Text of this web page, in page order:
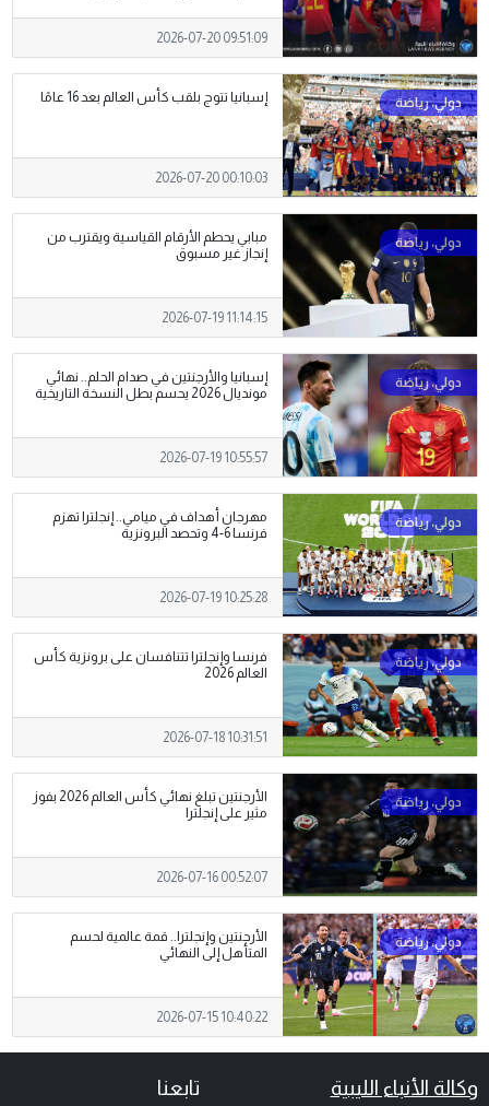
2026-07-20 09:51:09
إسبانيا تتوج بلقب كأس العالم بعد 16 عامًا
2026-07-20 00:10:03
مبابي يحطم الأرقام القياسية ويقترب من
إنجاز غير مسبوق
2026-07-19 11:14:15
إسبانيا والأرجنتين في صدام الحلم.. نهائي
مونديال 2026 يحسم بطل النسخة التاريخية
2026-07-19 10:55:57
مهرجان أهداف في ميامي.. إنجلترا تهزم
فرنسا 6-4 وتحصد البرونزية
2026-07-19 10:25:28
فرنسا وإنجلترا تتنافسان على برونزية كأس
العالم 2026
2026-07-18 10:31:51
الأرجنتين تبلغ نهائي كأس العالم 2026 بفوز
مثير على إنجلترا
2026-07-16 00:52:07
الأرجنتين وإنجلترا.. قمة عالمية لحسم
المتأهل إلى النهائي
2026-07-15 10:40:22
وكالة الأنباء الليبية تابعنا